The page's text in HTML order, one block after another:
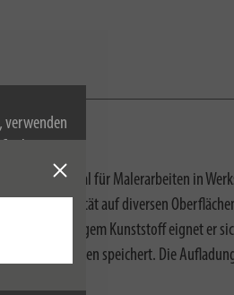
verwenden
Wert, ist ideal für Malerarbeiten in
der Farbqualität auf diversen
hochwertigem Kunststoff eignet er
Einstellungen speichert. Die